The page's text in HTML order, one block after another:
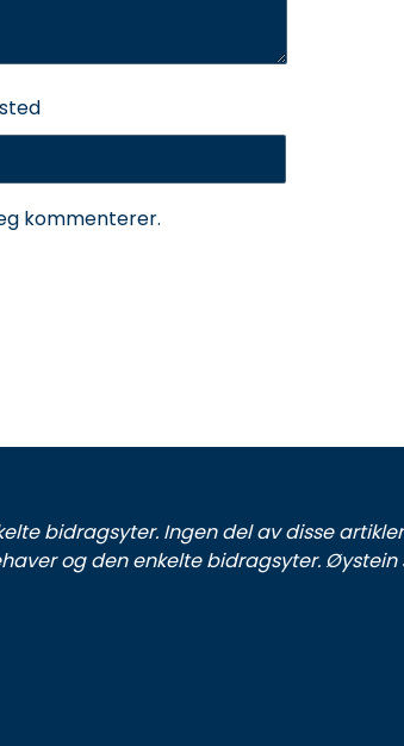
kommenterer.
bidragsyter. Ingen del av disse
og den enkelte bidragsyter. Øystein